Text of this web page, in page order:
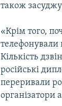
також
«Крім того,
телефонували
Кількість
російські
переривали
організатори